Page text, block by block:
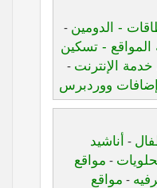
- الدومين -
المواقع - تسكين
الإنترنت -
إضافات ووردبرس
- أناشيد
- مواقع
- مواقع